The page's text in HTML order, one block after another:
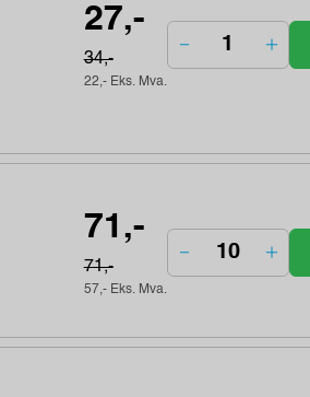
27,-
34,-
22,- Eks. Mva.
71,-
71,-
57,- Eks. Mva.